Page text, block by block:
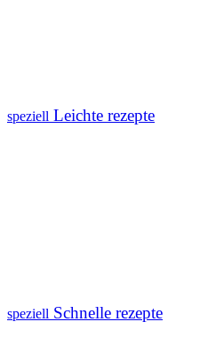
speziell Leichte rezepte
speziell Schnelle rezepte